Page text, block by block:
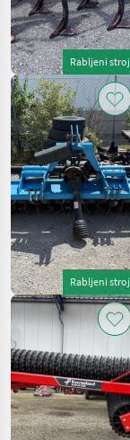
Rabljeni stroj
Rabljeni stroj